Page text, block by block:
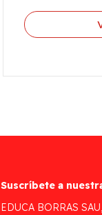
Suscríbete a
EDUCA BORRAS